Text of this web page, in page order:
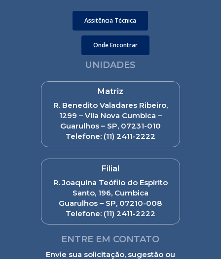
Assitência Técnica
Onde Encontrar
UNIDADES
Matriz
R. Benedito Valadares Ribeiro,
1299 – Vila Nova Cumbica –
Guarulhos – SP, 07231-010
Telefone: (11) 2411-2222
Filial
R. Joaquina Teófilo do Espírito
Santo, 196, Cumbica
Guarulhos – SP, 07210-008
Telefone:(11) 2411-2222
ENTRE EM CONTATO
Envie sua solicitação, sugestão ou